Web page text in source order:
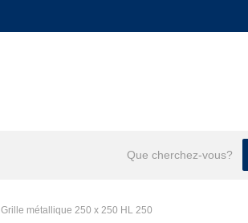
Grille métallique 250 x 250 HL 250